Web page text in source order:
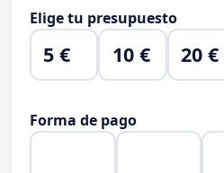
Elige tu presupuesto
5 € 10 € 20 €
Forma de pago